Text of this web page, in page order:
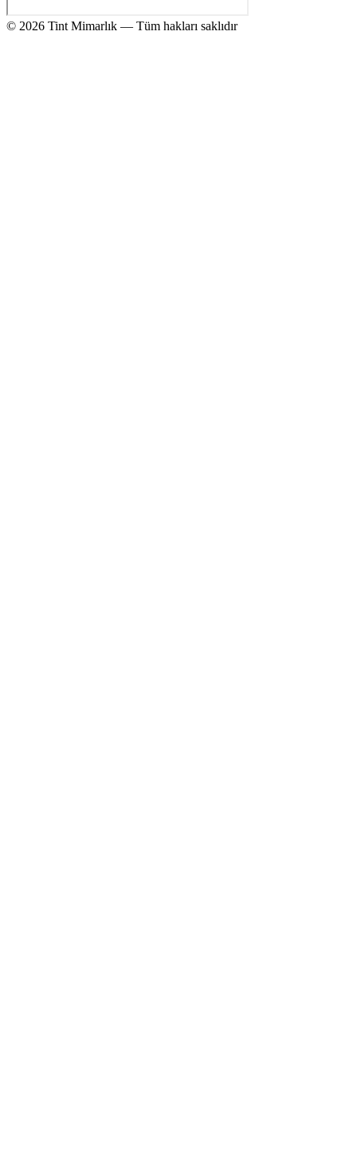
© 2026 Tint Mimarlık — Tüm hakları saklıdır